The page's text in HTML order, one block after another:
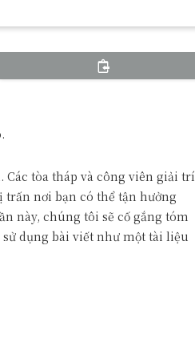
Các tòa tháp và công viên giải trí
nơi bạn có thể tận hưởng
này, chúng tôi sẽ cố gắng tóm
dụng bài viết như một tài liệu